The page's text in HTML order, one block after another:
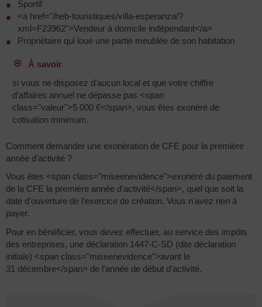
Sportif
<a href="/heb-touristiques/villa-esperanza/?
xml=F23962">Vendeur à domicile indépendant</a>
Propriétaire qui loue une partie meublée de son habitation
À savoir
si vous ne disposez d'aucun local et que votre chiffre
d'affaires annuel ne dépasse pas <span
class="valeur">5 000 €</span>, vous êtes exonéré de
cotisation minimum.
Comment demander une exonération de CFE pour la première
année d'activité ?
Vous êtes <span class="miseenevidence">exonéré du paiement
de la CFE la première année d'activité</span>, quel que soit la
date d'ouverture de l'exercice de création. Vous n'avez rien à
payer.
Pour en bénéficier, vous devez effectuer, au service des impôts
des entreprises, une déclaration 1447-C-SD (dite déclaration
initiale) <span class="miseenevidence">avant le
31 décembre</span> de l'année de début d'activité.